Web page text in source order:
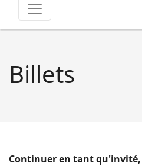
Billets
Continuer en tant qu'invité,